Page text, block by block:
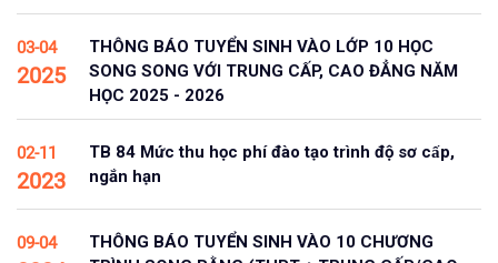
03-04
2025
THÔNG BÁO TUYỂN SINH VÀO LỚP 10 HỌC
SONG SONG VỚI TRUNG CẤP, CAO ĐẲNG NĂM
HỌC 2025 - 2026
02-11
2023
TB 84 Mức thu học phí đào tạo trình độ sơ cấp,
ngắn hạn
09-04
THÔNG BÁO TUYỂN SINH VÀO 10 CHƯƠNG